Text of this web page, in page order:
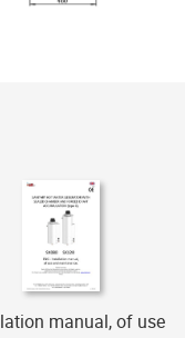
manual, of use